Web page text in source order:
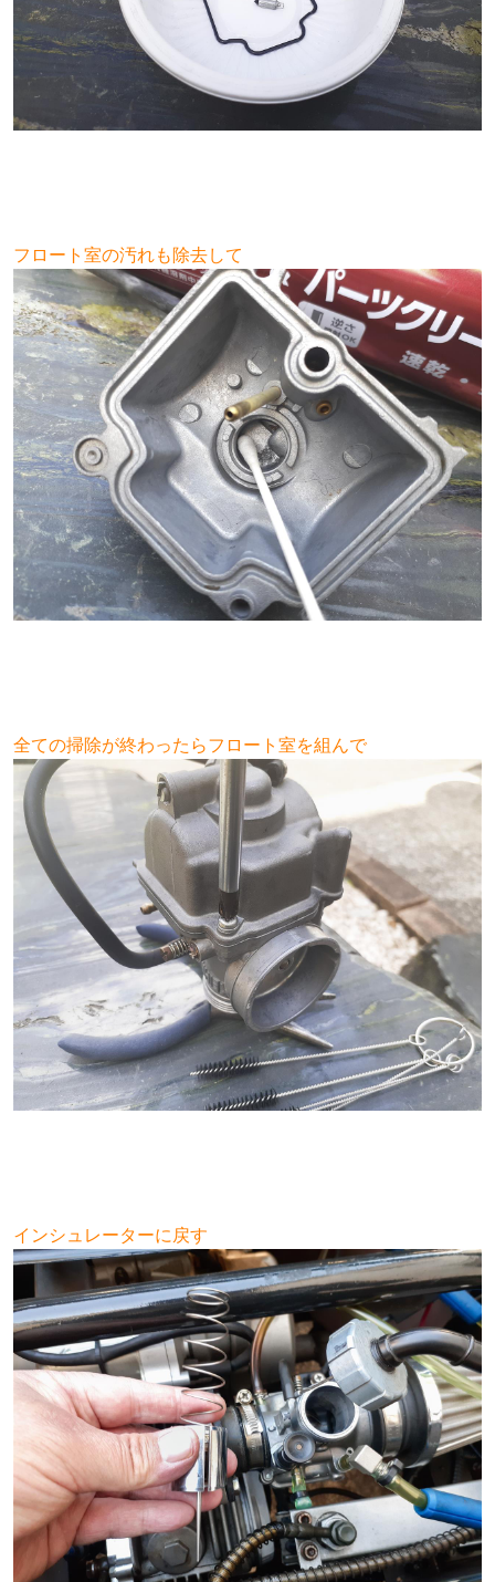
フロート室の汚れも除去して
全ての掃除が終わったらフロート室を組んで
インシュレーターに戻す